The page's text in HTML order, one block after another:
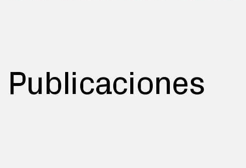
Publicaciones